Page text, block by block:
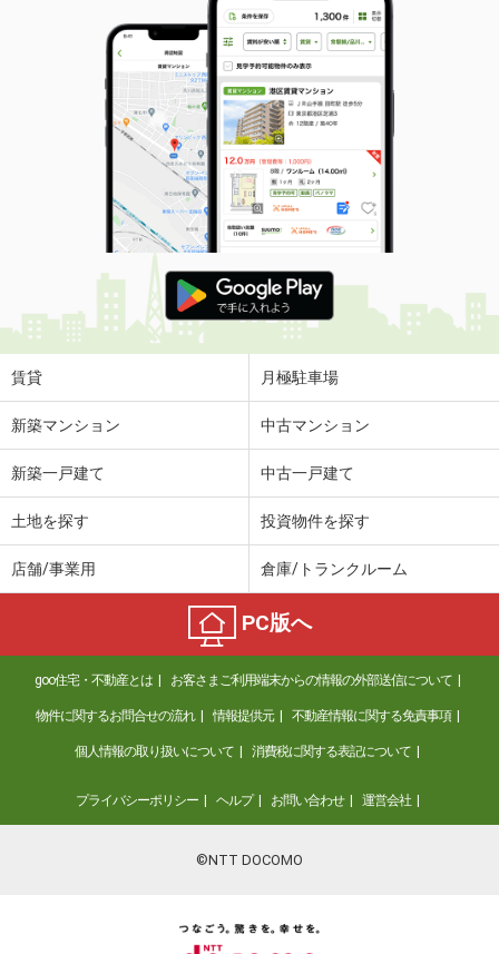
賃貸 月極駐車場
新築マンション 中古マンション
新築一戸建て 中古一戸建て
土地を探す 投資物件を探す
店舗/事業用 倉庫/トランクルーム
PC版へ
goo住宅・不動産とは お客さまご利用端末からの情報の外部送信について
物件に関するお問合せの流れ 情報提供元 不動産情報に関する免責事項
個人情報の取り扱いについて 消費税に関する表記について
プライバシーポリシー ヘルプ お問い合わせ 運営会社
©NTT DOCOMO